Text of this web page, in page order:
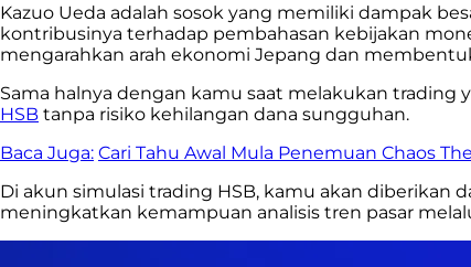
Kazuo Ueda adalah sosok yang memiliki dampak
kontribusinya terhadap pembahasan kebijakan
mengarahkan arah ekonomi Jepang dan
Sama halnya dengan kamu saat melakukan
HSB tanpa risiko kehilangan dana sungguhan.
Baca Juga: Cari Tahu Awal Mula Penemuan Chaos
Di akun simulasi trading HSB, kamu akan diberikan
meningkatkan kemampuan analisis tren pasar